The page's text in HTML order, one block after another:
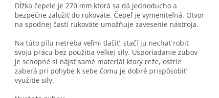
Dĺžka čepele je 270 mm ktorá sa dá jednoducho a
bezpečne založiť do rukoväte. Čepeľ je vymeniteľná. Otvor
na spodnej časti rukoväte umožňuje zavesenie nástroja.
Na túto pílu netreba veľmi tlačiť, stačí ju nechať robiť
svoju prácu bez použitia veľkej sily. Usporiadanie zubov
je schopné si nájsť samé materiál ktorý reže, ostrie
zaberá pri pohybe k sebe čomu je dobré prispôsobiť
využitie sily.